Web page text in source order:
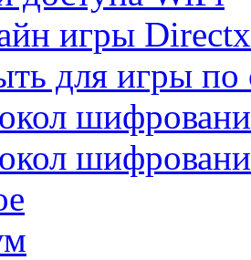
игры
для игры по